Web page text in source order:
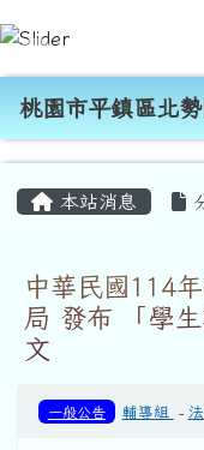
跳至主內容區
桃園市平鎮
導覽列
桃園市平鎮區北
本站消息
中華民國114
局 發布 「學
文
一般公告 輔導組 -